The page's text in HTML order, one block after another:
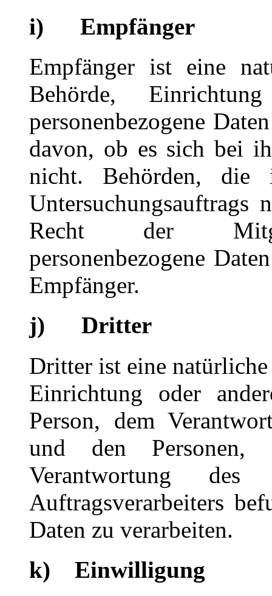
i) Empfänger
Empfänger ist eine
Behörde,
personenbezogene
davon, ob es sich bei
nicht. Behörden, die
Untersuchungsauftrags
Recht der
personenbezogene
Empfänger.
j) Dritter
Dritter ist eine
Einrichtung oder
Person, dem
und den Personen,
Verantwortung des
Auftragsverarbeiters
Daten zu verarbeiten.
k) Einwilligung